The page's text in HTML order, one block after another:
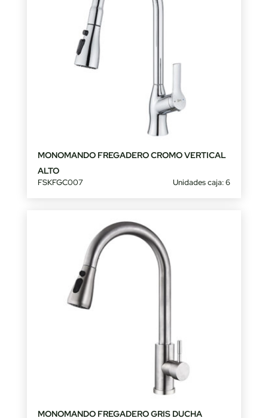
MONOMANDO FREGADERO CROMO VERTICAL
ALTO
FSKFGC007 Unidades caja: 6
MONOMANDO FREGADERO GRIS DUCHA